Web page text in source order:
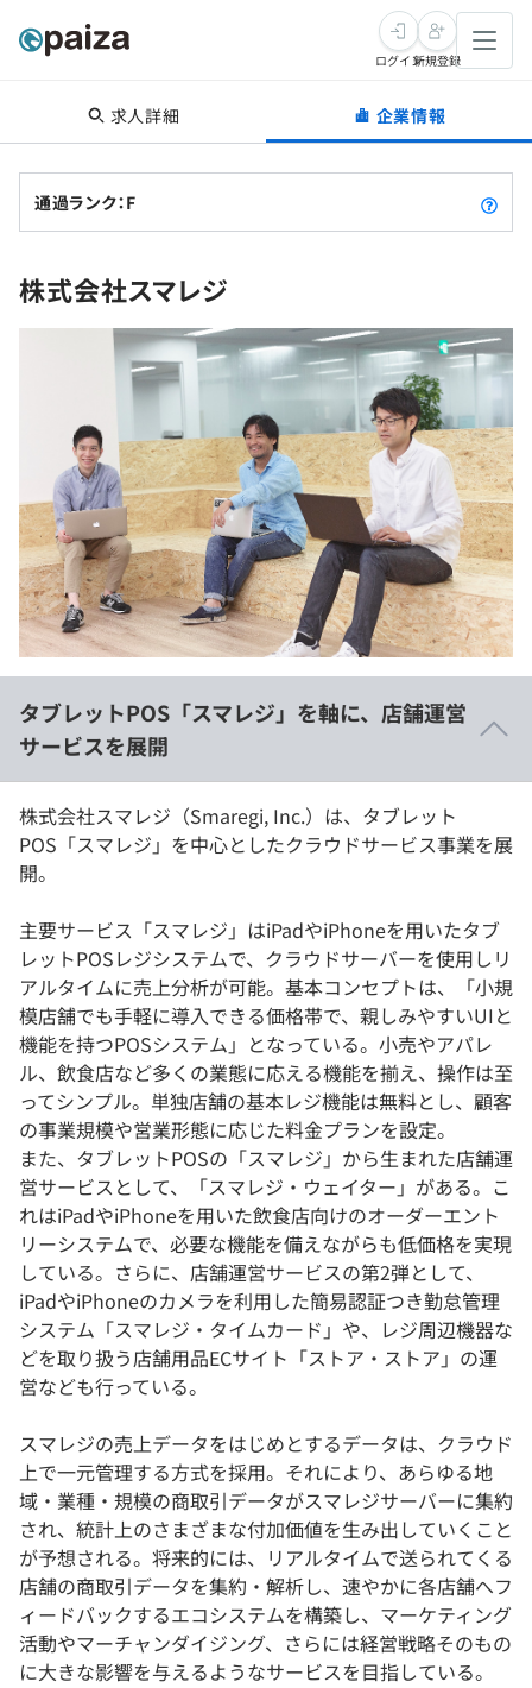
転職・キャリア
転職成功ガイド
転職エージェント
インタビュー
転職成功ガイド
新卒就活
求人検索
新卒エージェント
イベント・セミナー
インタビュー
学習
4択課題
ナレッジ
リファレンス
プラン
個人向けプラン
法人向けプラン
学校向けプラン
スキルチェック
SQL
評価結果一覧
再チャレンジ結果一覧
メディア
Tech Team Journal
paiza times
note
paizaとは？
ログイン新規登録
求人詳細 企業情報
通過ランク：F
株式会社スマレジ
タブレットPOS「スマレジ」を軸に、店舗運営
サービスを展開
株式会社スマレジ（Smaregi, Inc.）は、タブレット
POS「スマレジ」を中心としたクラウドサービス事業を展
開。
主要サービス「スマレジ」はiPadやiPhoneを用いたタブ
レットPOSレジシステムで、クラウドサーバーを使用しリ
アルタイムに売上分析が可能。基本コンセプトは、「小規
模店舗でも手軽に導入できる価格帯で、親しみやすいUIと
機能を持つPOSシステム」となっている。小売やアパレ
ル、飲食店など多くの業態に応える機能を揃え、操作は至
ってシンプル。単独店舗の基本レジ機能は無料とし、顧客
の事業規模や営業形態に応じた料金プランを設定。
また、タブレットPOSの「スマレジ」から生まれた店舗運
営サービスとして、「スマレジ・ウェイター」がある。こ
れはiPadやiPhoneを用いた飲食店向けのオーダーエント
リーシステムで、必要な機能を備えながらも低価格を実現
している。さらに、店舗運営サービスの第2弾として、
iPadやiPhoneのカメラを利用した簡易認証つき勤怠管理
システム「スマレジ・タイムカード」や、レジ周辺機器な
どを取り扱う店舗用品ECサイト「ストア・ストア」の運
営なども行っている。
スマレジの売上データをはじめとするデータは、クラウド
上で一元管理する方式を採用。それにより、あらゆる地
域・業種・規模の商取引データがスマレジサーバーに集約
され、統計上のさまざまな付加価値を生み出していくこと
が予想される。将来的には、リアルタイムで送られてくる
店舗の商取引データを集約・解析し、速やかに各店舗へフ
ィードバックするエコシステムを構築し、マーケティング
活動やマーチャンダイジング、さらには経営戦略そのもの
に大きな影響を与えるようなサービスを目指している。